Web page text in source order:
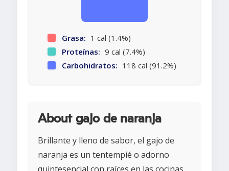
Grasa: 1 cal (1.4%)
Proteínas: 9 cal (7.4%)
Carbohidratos: 118 cal (91.2%)
About gajo de naranja
Brillante y lleno de sabor, el gajo de
naranja es un tentempié o adorno